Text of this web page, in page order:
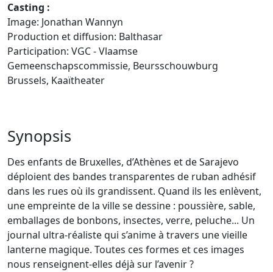
Casting :
Image: Jonathan Wannyn
Production et diffusion: Balthasar
Participation: VGC - Vlaamse
Gemeenschapscommissie, Beursschouwburg
Brussels, Kaaïtheater
Synopsis
Des enfants de Bruxelles, d’Athènes et de Sarajevo
déploient des bandes transparentes de ruban adhésif
dans les rues où ils grandissent. Quand ils les enlèvent,
une empreinte de la ville se dessine : poussière, sable,
emballages de bonbons, insectes, verre, peluche... Un
journal ultra-réaliste qui s’anime à travers une vieille
lanterne magique. Toutes ces formes et ces images
nous renseignent-elles déjà sur l’avenir ?